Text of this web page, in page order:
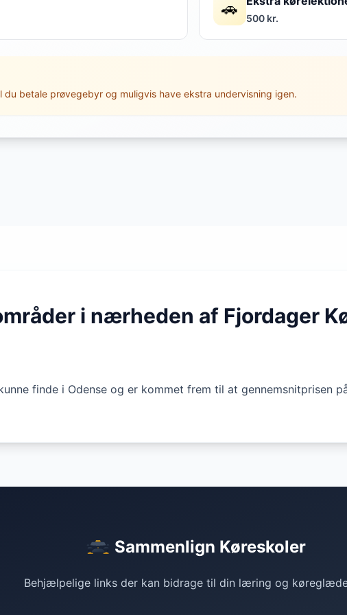
🚗 500 kr.
du betale prøvegebyr og muligvis have ekstra undervisning igen.
i nærheden af Fjordager
finde i Odense og er kommet frem til at gennemsnitprisen
Sammenlign Køreskoler
Behjælpelige links der kan bidrage til din læring og